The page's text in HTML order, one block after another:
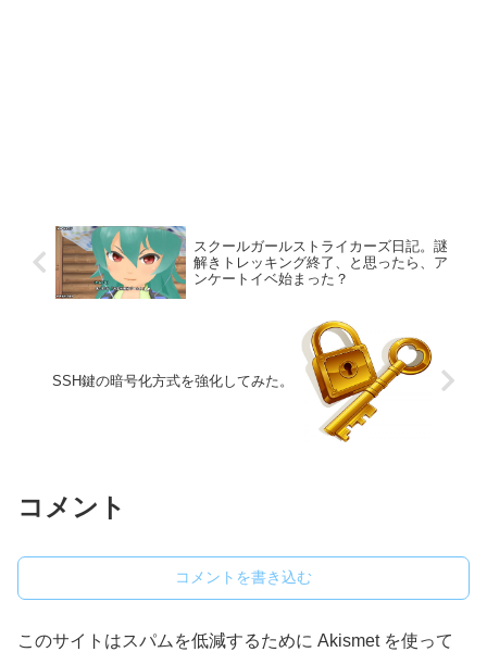
スクールガールストライカーズ日記。謎
解きトレッキング終了、と思ったら、ア
ンケートイベ始まった？
SSH鍵の暗号化方式を強化してみた。
コメント
コメントを書き込む
このサイトはスパムを低減するために Akismet を使って